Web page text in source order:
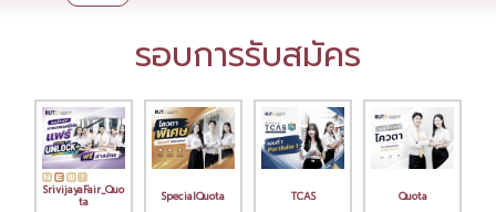
รอบการรับสมัคร
SrivijayaFair_Quo
ta SpecialQuota TCAS Quota